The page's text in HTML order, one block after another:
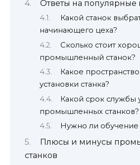
Ответы на популярные
Какой станок
начинающего цеха?
Сколько стоит
промышленный станок?
Какое
установки станка?
Какой срок службы
промышленных станков?
Нужно ли обучение
Плюсы и минусы
станков